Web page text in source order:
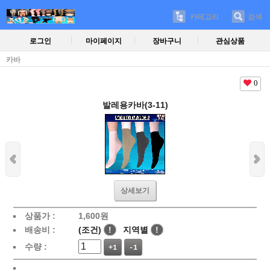
카테고리 검색
로그인 마이페이지 장바구니 관심상품
카바
0
발레용카바(3-11)
상세보기
상품가 : 1,600원
배송비 :
(조건) ! 지역별
!
수량 :
+1 -1